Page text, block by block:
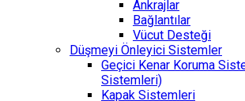
Ankrajlar
Bağlantılar
Vücut Desteği
Düşmeyi Önleyici Sistemler
Geçici Kenar Koruma
Sistemleri)
Kapak Sistemleri